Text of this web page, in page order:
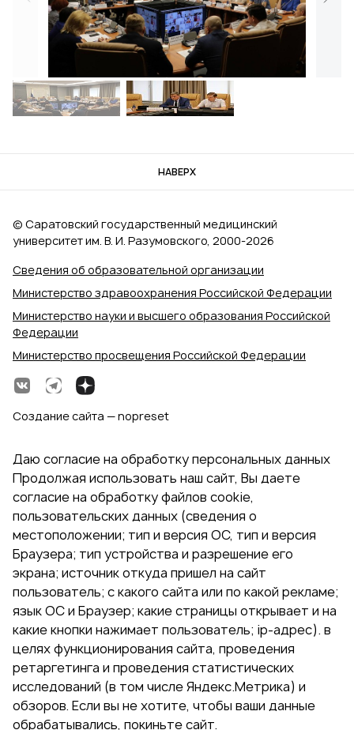
НАВЕРХ
Сведения об образовательной организации
Министерство здравоохранения Российской Федерации
Министерство науки и высшего образования Российской
Федерации
Министерство просвещения Российской Федерации
© Саратовский государственный медицинский
университет им. В. И. Разумовского, 2000‑2026
Создание сайта — nopreset
Даю согласие на обработку персональных данных
Продолжая использовать наш сайт, Вы даете
согласие на обработку файлов cookie,
пользовательских данных (сведения о
местоположении; тип и версия ОС, тип и версия
Браузера; тип устройства и разрешение его
экрана; источник откуда пришел на сайт
пользователь; с какого сайта или по какой рекламе;
язык ОС и Браузер; какие страницы открывает и на
какие кнопки нажимает пользователь; ip-адрес). в
целях функционирования сайта, проведения
ретаргетинга и проведения статистических
исследований (в том числе Яндекс.Метрика) и
обзоров. Если вы не хотите, чтобы ваши данные
обрабатывались, покиньте сайт.